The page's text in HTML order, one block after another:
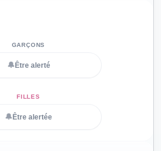
🔔 Être alerté
🔔 Être alertée